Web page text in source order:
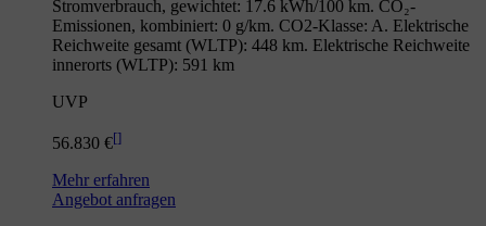
Stromverbrauch, gewichtet: 17.6 kWh/100 km. CO₂-
Emissionen, kombiniert: 0 g/km. CO2-Klasse: A. Elektrische
Reichweite gesamt (WLTP): 448 km. Elektrische Reichweite
innerorts (WLTP): 591 km
UVP
56.830 €[]
Mehr erfahren
Angebot anfragen